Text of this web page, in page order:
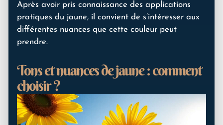
Après avoir pris connaissance des applications
pratiques du jaune, il convient de s’intéresser aux
différentes nuances que cette couleur peut
prendre.
Tons et nuances de jaune : comment
choisir ?